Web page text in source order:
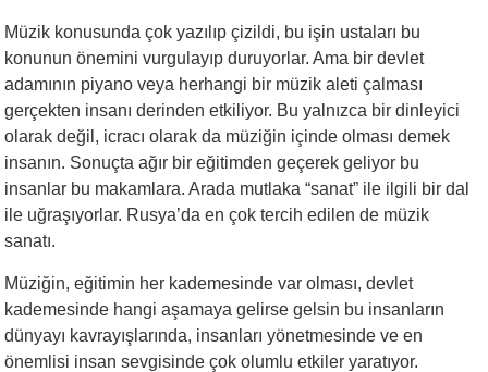
Müzik konusunda çok yazılıp çizildi, bu işin ustaları bu
konunun önemini vurgulayıp duruyorlar. Ama bir devlet
adamının piyano veya herhangi bir müzik aleti çalması
gerçekten insanı derinden etkiliyor. Bu yalnızca bir dinleyici
olarak değil, icracı olarak da müziğin içinde olması demek
insanın. Sonuçta ağır bir eğitimden geçerek geliyor bu
insanlar bu makamlara. Arada mutlaka “sanat” ile ilgili bir dal
ile uğraşıyorlar. Rusya’da en çok tercih edilen de müzik
sanatı.
Müziğin, eğitimin her kademesinde var olması, devlet
kademesinde hangi aşamaya gelirse gelsin bu insanların
dünyayı kavrayışlarında, insanları yönetmesinde ve en
önemlisi insan sevgisinde çok olumlu etkiler yaratıyor.